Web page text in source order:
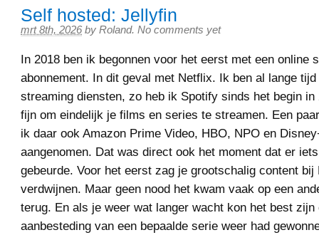
Self hosted: Jellyfin
mrt 8th, 2026 by Roland. No comments yet
In 2018 ben ik begonnen voor het eerst met een online
abonnement. In dit geval met Netflix. Ik ben al lange
streaming diensten, zo heb ik Spotify sinds het begin in
fijn om eindelijk je films en series te streamen. Een
ik daar ook Amazon Prime Video, HBO, NPO en
aangenomen. Dat was direct ook het moment dat er
gebeurde. Voor het eerst zag je grootschalig content bij
verdwijnen. Maar geen nood het kwam vaak op een
terug. En als je weer wat langer wacht kon het best zijn
aanbesteding van een bepaalde serie weer had